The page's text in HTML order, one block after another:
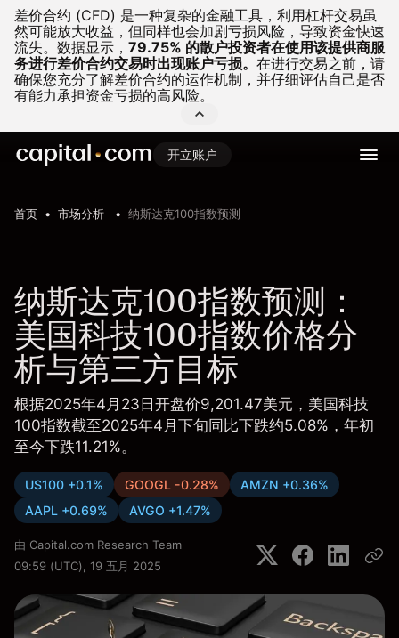
差价合约 (CFD) 是一种复杂的金融工具，利用杠杆交易虽
然可能放大收益，但同样也会加剧亏损风险，导致资金快速
流失。 数据显示， 79.75% 的散户投资者在使用该提供商服
务进行差价合约交易时出现账户亏损。 在进行交易之前，请
确保您充分了解差价合约的运作机制，并仔细评估自己是否
有能力承担资金亏损的高风险。
开立账户
首页 市场分析 纳斯达克100指数预测
纳斯达克100指数预测：
美国科技100指数价格分
析与第三方目标
根据2025年4月23日开盘价9,201.47美元，美国科技
100指数截至2025年4月下旬同比下跌约5.08%，年初
至今下跌11.21%。
US100 +0.1% GOOGL -0.28%
AMZN +0.36%
AAPL +0.69%
AVGO +1.47%
由 Capital.com Research Team
09:59 (UTC), 19 五月 2025